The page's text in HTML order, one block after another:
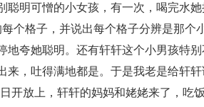
聪明可憎的小女孩，有一次，喝完水
个格子，并说出每个格子分辨是那个
地夸她聪明。还有轩轩这个小男孩特
来，吐得满地都是。于是我老是给轩
开放上，轩轩的妈妈和姥姥来了，吃